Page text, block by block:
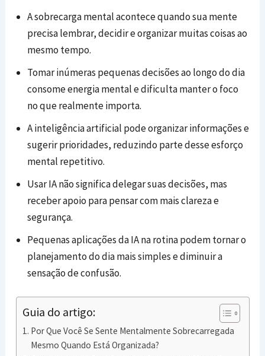
A sobrecarga mental acontece quando sua mente
precisa lembrar, decidir e organizar muitas coisas ao
mesmo tempo.
Tomar inúmeras pequenas decisões ao longo do dia
consome energia mental e dificulta manter o foco
no que realmente importa.
A inteligência artificial pode organizar informações e
sugerir prioridades, reduzindo parte desse esforço
mental repetitivo.
Usar IA não significa delegar suas decisões, mas
receber apoio para pensar com mais clareza e
segurança.
Pequenas aplicações da IA na rotina podem tornar o
planejamento do dia mais simples e diminuir a
sensação de confusão.
Guia do artigo:
Por Que Você Se Sente Mentalmente Sobrecarregada
Mesmo Quando Está Organizada?